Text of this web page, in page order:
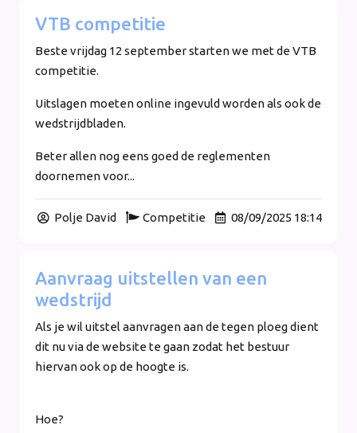
VTB competitie
Beste vrijdag 12 september starten we met de VTB
competitie.
Uitslagen moeten online ingevuld worden als ook de
wedstrijdbladen.
Beter allen nog eens goed de reglementen
doornemen voor...
Polje David Competitie 08/09/2025 18:14
Aanvraag uitstellen van een
wedstrijd
Als je wil uitstel aanvragen aan de tegen ploeg dient
dit nu via de website te gaan zodat het bestuur
hiervan ook op de hoogte is.
Hoe?